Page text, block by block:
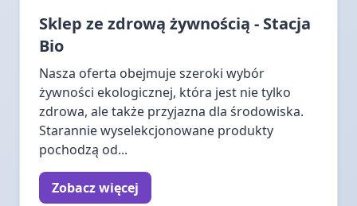
Sklep ze zdrową żywnością - Stacja
Bio
Nasza oferta obejmuje szeroki wybór
żywności ekologicznej, która jest nie tylko
zdrowa, ale także przyjazna dla środowiska.
Starannie wyselekcjonowane produkty
pochodzą od...
Zobacz więcej